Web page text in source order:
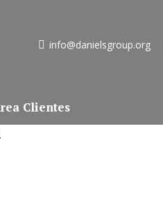
info@danielsgroup.org
Clientes